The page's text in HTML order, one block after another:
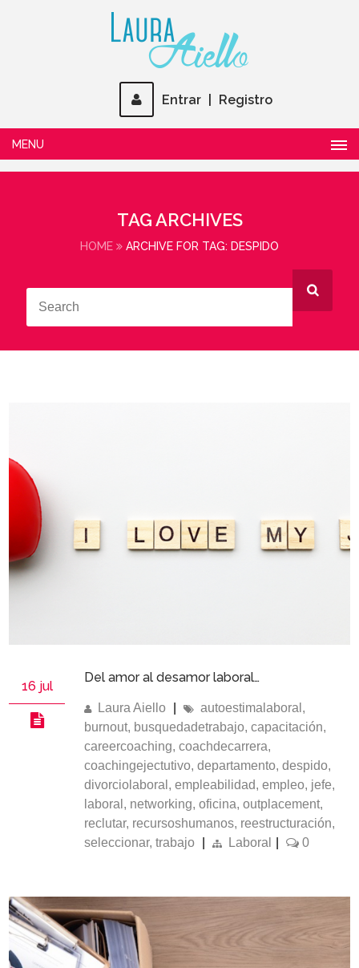
Entrar Registro
MENU
TAG ARCHIVES
HOME ARCHIVE FOR TAG: DESPIDO
16 jul
Del amor al desamor laboral…
Laura Aiello autoestimalaboral ,
burnout, busquedadetrabajo,capacitación,
careercoaching,coachdecarrera,
coachingejectutivo,departamento,despido,
divorciolaboral ,empleabilidad,empleo, jefe,
laboral , networking,oficina,outplacement,
reclutar, recursoshumanos, reestructuración,
seleccionar,trabajo Laboral 0